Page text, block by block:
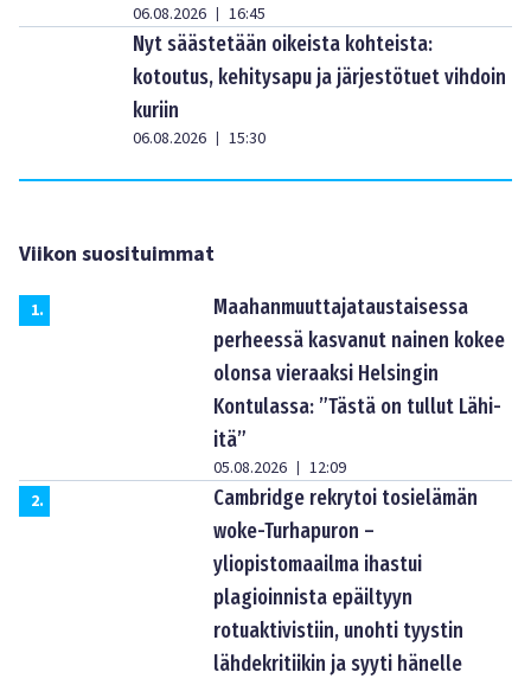
06.08.2026 | 16:45
Nyt säästetään oikeista kohteista:
kotoutus, kehitysapu ja järjestötuet vihdoin
kuriin
06.08.2026 | 15:30
Viikon suosituimmat
1.
Maahanmuuttajataustaisessa
perheessä kasvanut nainen kokee
olonsa vieraaksi Helsingin
Kontulassa: ”Tästä on tullut Lähi-
itä”
05.08.2026 | 12:09
2.
Cambridge rekrytoi tosielämän
woke-Turhapuron –
yliopistomaailma ihastui
plagioinnista epäiltyyn
rotuaktivistiin, unohti tyystin
lähdekritiikin ja syyti hänelle